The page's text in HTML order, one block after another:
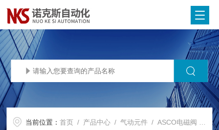
当前位置：首页 / 产品中心 /气动元件 /ASCO电磁阀